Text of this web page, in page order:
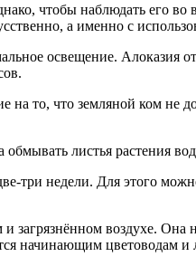
чтобы наблюдать его
а именно с
освещение. Алоказия
то, что земляной ком
листья растения
три недели. Для этого
загрязнённом воздухе.
начинающим цветоводам